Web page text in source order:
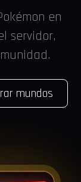
en
servidor,
mundos